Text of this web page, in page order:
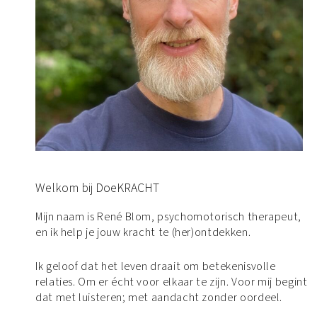
Welkom bij DoeKRACHT
Mijn naam is René Blom, psychomotorisch therapeut,
en ik help je jouw kracht te (her)ontdekken.
Ik geloof dat het leven draait om betekenisvolle
relaties. Om er écht voor elkaar te zijn. Voor mij begint
dat met luisteren; met aandacht zonder oordeel.